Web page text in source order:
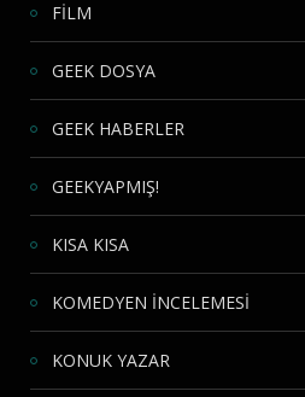
FİLM
GEEK DOSYA
GEEK HABERLER
GEEKYAPMIŞ!
KISA KISA
KOMEDYEN İNCELEMESİ
KONUK YAZAR